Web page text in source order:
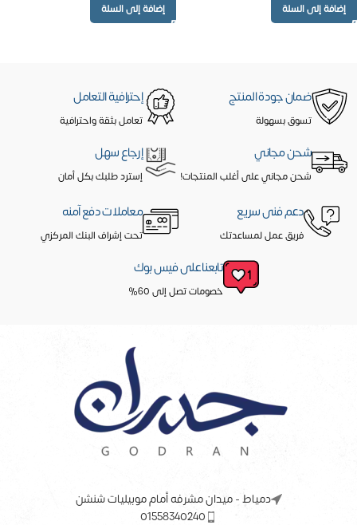
إضافة إلى السلة إضافة إلى السلة
ضمان جودة المنتج
تسوق بسهولة
إحترافية التعامل
تعامل بثقة واحترافية
شحن مجاني
شحن مجاني على أغلب المنتجات!
إرجاع سهل
إسترد طلبك بكل أمان
دعم فنى سريع
فريق عمل لمساعدتك
معاملات دفع آمنه
تحت إشراف البنك المركزي
تابعنا على فيس بوك
خصومات تصل إلى 60%
دمياط - ميدان مشرفه أمام موبيليات شنشن
01558340240